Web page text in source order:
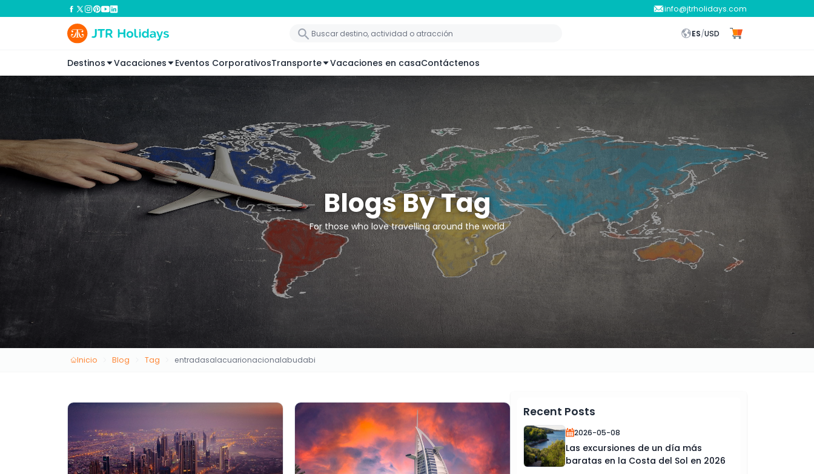
info@jtrholidays.com
ES/USD
Destinos Vacaciones Eventos CorporativosTransporte Vacaciones en casaContáctenos
Blogs By Tag
For those who love travelling around the world
Inicio Blog Tag entradasalacuarionacionalabudabi
Recent Posts
2026-05-08
Las excursiones de un día más
baratas en la Costa del Sol en 2026